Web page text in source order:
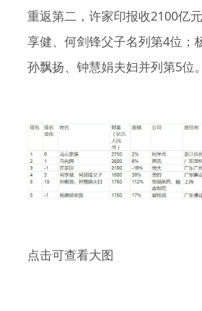
重返第二，许家印报收2100亿
享健、何剑锋父子名列第4位；
孙飘扬、钟慧娟夫妇并列第5位。
点击可查看大图